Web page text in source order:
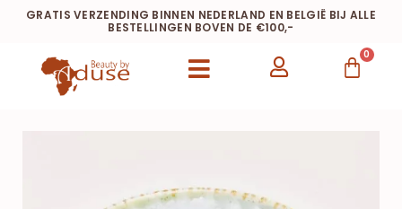
GRATIS VERZENDING BINNEN NEDERLAND EN BELGIË BIJ ALLE
BESTELLINGEN BOVEN DE €100,-
0